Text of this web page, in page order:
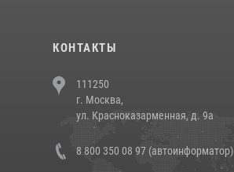
КОНТАКТЫ
111250
г. Москва,
ул. Красноказарменная, д. 9а
8 800 350 08 97 (автоинформатор)